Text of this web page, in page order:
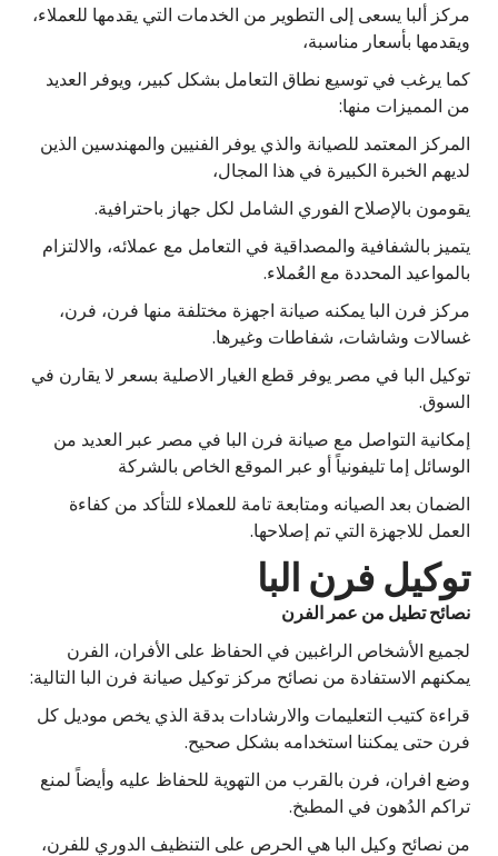
مركز ألبا يسعى إلى التطوير من الخدمات التي يقدمها للعملاء،
ويقدمها بأسعار مناسبة،
كما يرغب في توسيع نطاق التعامل بشكل كبير، ويوفر العديد
من المميزات منها:
المركز المعتمد للصيانة والذي يوفر الفنيين والمهندسين الذين
لديهم الخبرة الكبيرة في هذا المجال،
يقومون بالإصلاح الفوري الشامل لكل جهاز باحترافية.
يتميز بالشفافية والمصداقية في التعامل مع عملائه، والالتزام
بالمواعيد المحددة مع العُملاء.
مركز فرن البا يمكنه صيانة اجهزة مختلفة منها فرن، فرن،
غسالات وشاشات، شفاطات وغيرها.
توكيل البا في مصر يوفر قطع الغيار الاصلية بسعر لا يقارن في
السوق.
إمكانية التواصل مع صيانة فرن البا في مصر عبر العديد من
الوسائل إما تليفونياً أو عبر الموقع الخاص بالشركة
الضمان بعد الصيانه ومتابعة تامة للعملاء للتأكد من كفاءة
العمل للاجهزة التي تم إصلاحها.
توكيل فرن البا
نصائح تطيل من عمر الفرن
لجميع الأشخاص الراغبين في الحفاظ على الأفران، الفرن
يمكنهم الاستفادة من نصائح مركز توكيل صيانة فرن البا التالية:
قراءة كتيب التعليمات والارشادات بدقة الذي يخص موديل كل
فرن حتى يمكننا استخدامه بشكل صحيح.
وضع افران، فرن بالقرب من التهوية للحفاظ عليه وأيضاً لمنع
تراكم الدُهون في المطبخ.
من نصائح وكيل البا هي الحرص على التنظيف الدوري للفرن،